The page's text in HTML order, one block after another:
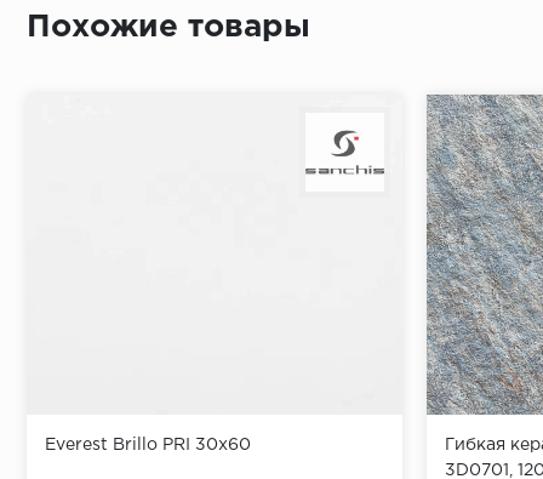
Похожие товары
Everest Brillo PRI 30x60
Гибкая
3D0701,